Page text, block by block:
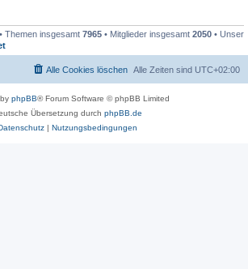
• Themen insgesamt 7965 • Mitglieder insgesamt 2050 • Unser
Alle Zeiten sind UTC+02:00
Alle Cookies löschen
phpBB® Forum Software © phpBB Limited
Übersetzung durch phpBB.de
| Nutzungsbedingungen